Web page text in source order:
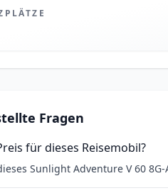
Fragen
für dieses Reisemobil?
Sunlight Adventure V 60